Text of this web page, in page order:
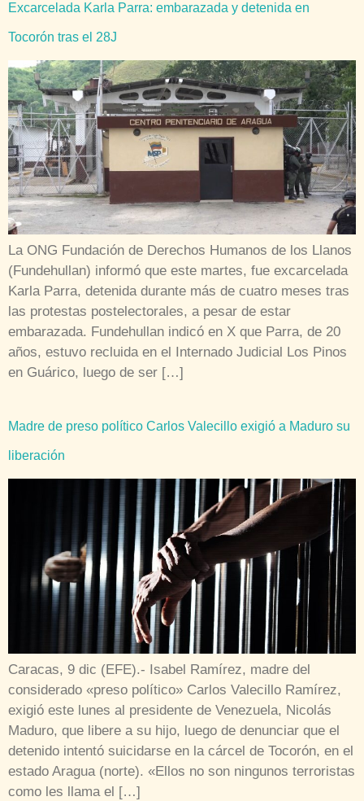
Excarcelada Karla Parra: embarazada y detenida en
Tocorón tras el 28J
La ONG Fundación de Derechos Humanos de los Llanos
(Fundehullan) informó que este martes, fue excarcelada
Karla Parra, detenida durante más de cuatro meses tras
las protestas postelectorales, a pesar de estar
embarazada. Fundehullan indicó en X que Parra, de 20
años, estuvo recluida en el Internado Judicial Los Pinos
en Guárico, luego de ser […]
Madre de preso político Carlos Valecillo exigió a Maduro su
liberación
Caracas, 9 dic (EFE).- Isabel Ramírez, madre del
considerado «preso político» Carlos Valecillo Ramírez,
exigió este lunes al presidente de Venezuela, Nicolás
Maduro, que libere a su hijo, luego de denunciar que el
detenido intentó suicidarse en la cárcel de Tocorón, en el
estado Aragua (norte). «Ellos no son ningunos terroristas
como les llama el […]